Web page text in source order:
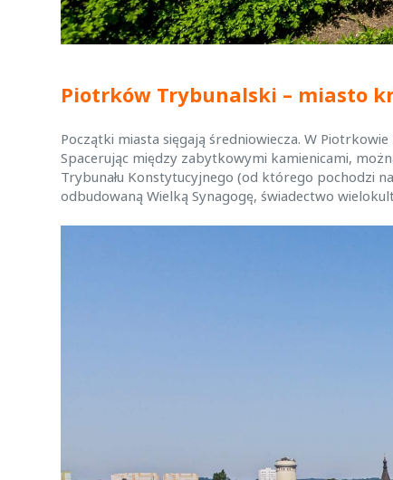
Piotrków Trybunalski – miasto
Początki miasta sięgają średniowiecza. W
Spacerując między zabytkowymi kamienicami,
Trybunału Konstytucyjnego (od którego pochodzi
odbudowaną Wielką Synagogę, świadectwo